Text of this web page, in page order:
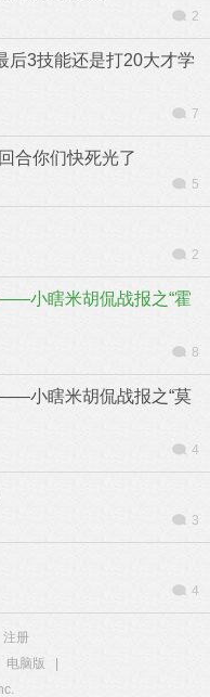
2
后3技能还是打20大才学
7
合你们快死光了
5
2
小瞎米胡侃战报之“霍
8
小瞎米胡侃战报之“莫
4
3
4
注册
电脑版